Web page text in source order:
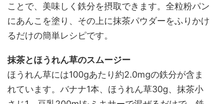
ことで、美味しく鉄分を摂取できます。全粒粉パン
にあんこを塗り、その上に抹茶パウダーをふりかけ
るだけの簡単レシピです。
抹茶とほうれん草のスムージー
ほうれん草には100gあたり約2.0mgの鉄分が含ま
れています。バナナ1本、ほうれん草30g、抹茶小